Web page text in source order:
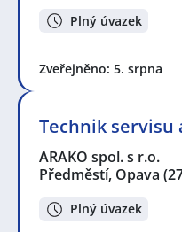
Plný úvazek
Zveřejněno: 5. srpna
Technik servisu
ARAKO spol. s r.o.
Předměstí, Opava
Plný úvazek